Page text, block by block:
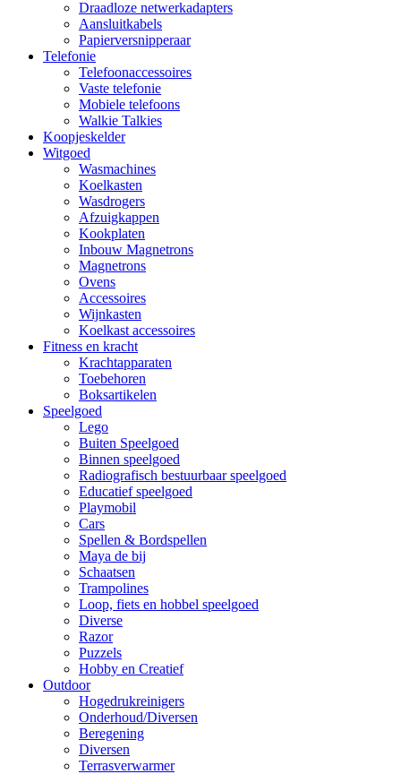
Draadloze netwerkadapters
Aansluitkabels
Papierversnipperaar
Telefonie
Telefoonaccessoires
Vaste telefonie
Mobiele telefoons
Walkie Talkies
Koopjeskelder
Witgoed
Wasmachines
Koelkasten
Wasdrogers
Afzuigkappen
Kookplaten
Inbouw Magnetrons
Magnetrons
Ovens
Accessoires
Wijnkasten
Koelkast accessoires
Fitness en kracht
Krachtapparaten
Toebehoren
Boksartikelen
Speelgoed
Lego
Buiten Speelgoed
Binnen speelgoed
Radiografisch bestuurbaar speelgoed
Educatief speelgoed
Playmobil
Cars
Spellen & Bordspellen
Maya de bij
Schaatsen
Trampolines
Loop, fiets en hobbel speelgoed
Diverse
Razor
Puzzels
Hobby en Creatief
Outdoor
Hogedrukreinigers
Onderhoud/Diversen
Beregening
Diversen
Terrasverwarmer